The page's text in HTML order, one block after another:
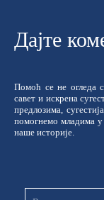
Дајте
Помоћ се не огледа
савет и искрена
предлозима,
помогнемо младима
наше историје.